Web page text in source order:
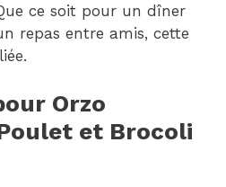
ce soit pour un dîner
repas entre amis, cette
Orzo
et Brocoli